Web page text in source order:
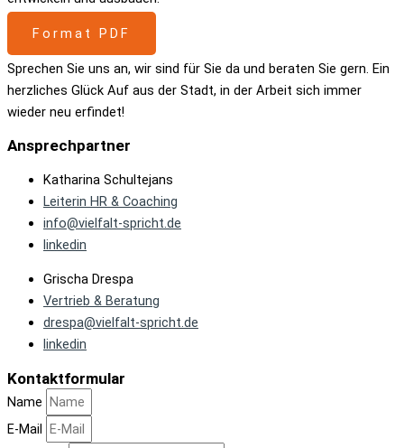
Format PDF
Sprechen Sie uns an, wir sind für Sie da und beraten Sie gern. Ein
herzliches Glück Auf aus der Stadt, in der Arbeit sich immer
wieder neu erfindet!
Ansprechpartner
Katharina Schultejans
Leiterin HR & Coaching
info@vielfalt-spricht.de
linkedin
Grischa Drespa
Vertrieb & Beratung
drespa@vielfalt-spricht.de
linkedin
Kontaktformular
Name
E-Mail